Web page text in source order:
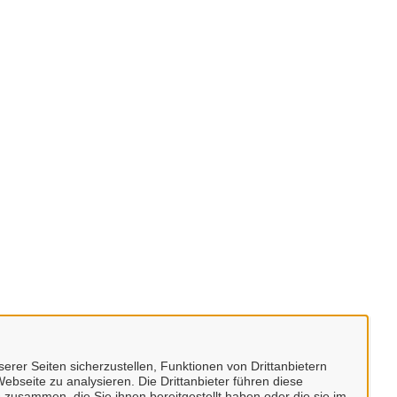
Seiten sicherzustellen, Funktionen von Drittanbietern
zu analysieren. Die Drittanbieter führen diese